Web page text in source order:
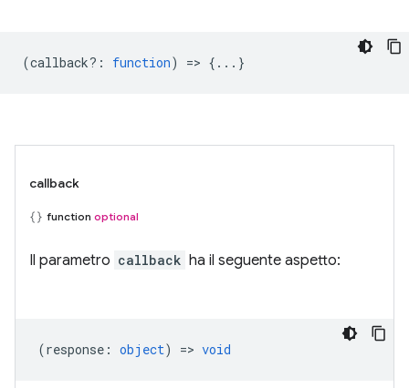
(callback? : function) => {...}
callback
function optional
Il parametro callback ha il seguente aspetto:
(response : object) => void